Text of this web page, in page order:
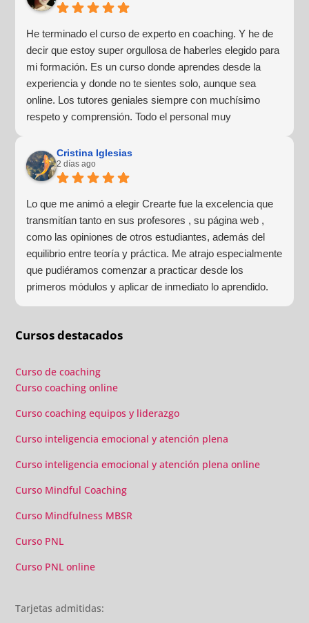
He terminado el curso de experto en coaching. Y he de
decir que estoy super orgullosa de haberles elegido para
mi formación. Es un curso donde aprendes desde la
experiencia y donde no te sientes solo, aunque sea
online. Los tutores geniales siempre con muchísimo
respeto y comprensión. Todo el personal muy
cercano. Haré más formaciones con ellos sin duda
alguna.
Cristina Iglesias
2 días ago
Lo que me animó a elegir Crearte fue la excelencia que
transmitían tanto en sus profesores , su página web ,
como las opiniones de otros estudiantes, además del
equilibrio entre teoría y práctica. Me atrajo especialmente
que pudiéramos comenzar a practicar desde los
primeros módulos y aplicar de inmediato lo aprendido.
correcta.
Cursos destacados
Curso de coaching
Curso coaching online
Curso coaching equipos y liderazgo
Curso inteligencia emocional y atención plena
Curso inteligencia emocional y atención plena online
Curso Mindful Coaching
Curso Mindfulness MBSR
Curso PNL
Curso PNL online
Tarjetas admitidas: